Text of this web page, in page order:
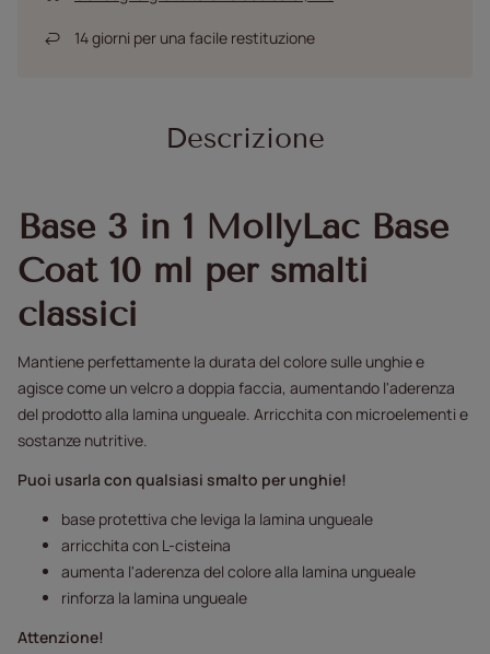
14giorni per una facile restituzione
Descrizione
Base 3 in 1 MollyLac Base
Coat 10 ml per smalti
classici
Mantiene perfettamente la durata del colore sulle unghie e
agisce come un velcro a doppia faccia, aumentando l'aderenza
del prodotto alla lamina ungueale. Arricchita con microelementi e
sostanze nutritive.
Puoi usarla con qualsiasi smalto per unghie!
base protettiva che leviga la lamina ungueale
arricchita con L-cisteina
aumenta l'aderenza del colore alla lamina ungueale
rinforza la lamina ungueale
Attenzione!